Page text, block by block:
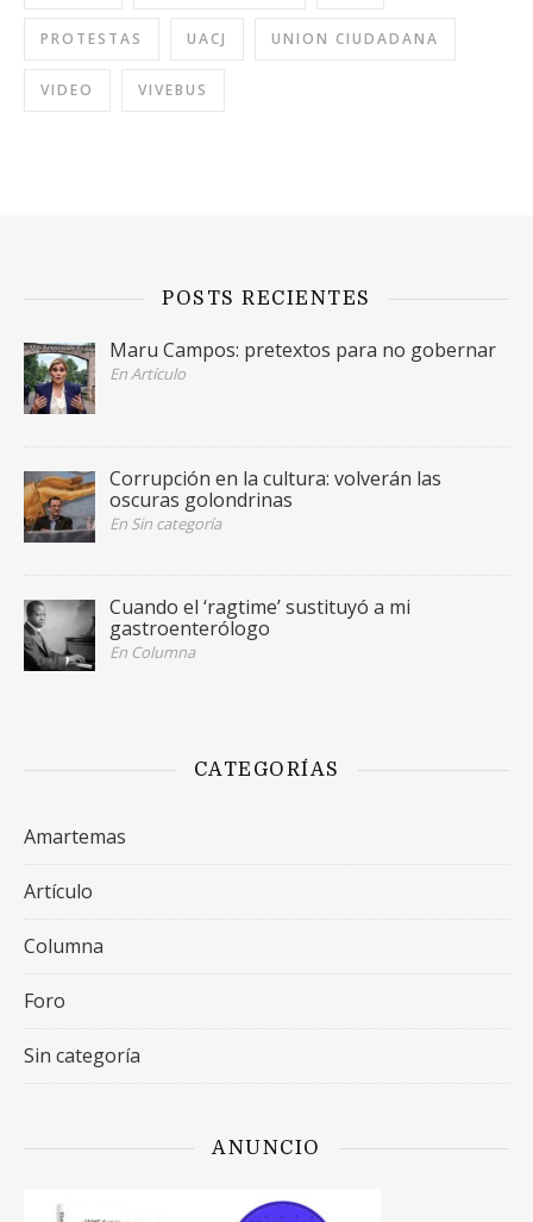
PROTESTAS UACJ UNION CIUDADANA
VIDEO VIVEBUS
POSTS RECIENTES
Maru Campos: pretextos para no gobernar
En Artículo
Corrupción en la cultura: volverán las
oscuras golondrinas
En Sin categoría
Cuando el ‘ragtime’ sustituyó a mi
gastroenterólogo
En Columna
CATEGORÍAS
Amartemas
Artículo
Columna
Foro
Sin categoría
ANUNCIO